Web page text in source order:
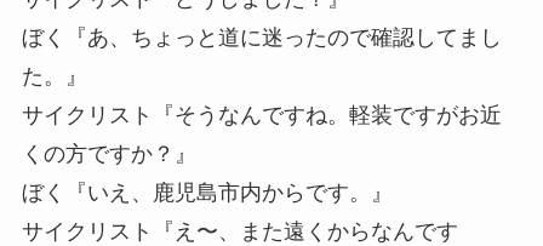
ぼく『あ、ちょっと道に迷ったので確認してまし
た。』
サイクリスト『そうなんですね。軽装ですがお近
くの方ですか？』
ぼく『いえ、鹿児島市内からです。』
サイクリスト『え〜、また遠くからなんです